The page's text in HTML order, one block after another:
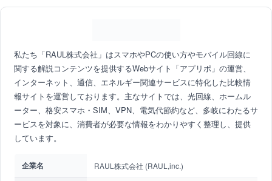
私たち「RAUL株式会社」はスマホやPCの使い方やモバイル回線に
関する解説コンテンツを提供するWebサイト「アプリポ」の運営、
インターネット、通信、エネルギー関連サービスに特化した比較情
報サイトを運営しております。主なサイトでは、光回線、ホームル
ーター、格安スマホ・SIM、VPN、電気代節約など、多岐にわたるサ
ービスを対象に、消費者が必要な情報をわかりやすく整理し、提供
しています。
企業名 RAUL株式会社 (RAUL,inc.)